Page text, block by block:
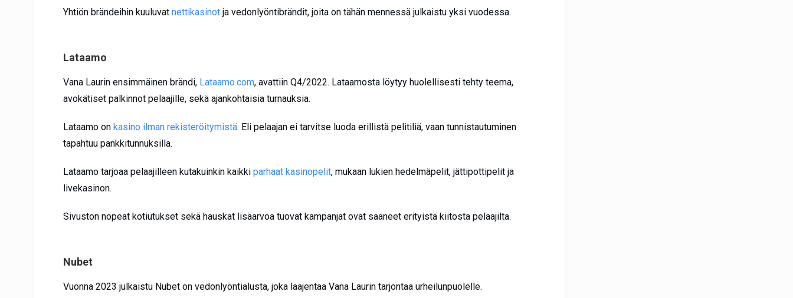
Yhtiön brändeihin kuuluvat nettikasinot ja vedonlyöntibrändit, joita on tähän mennessä julkaistu yksi vuodessa.
Lataamo
Vana Laurin ensimmäinen brändi, Lataamo.com, avattiin Q4/2022. Lataamosta löytyy huolellisesti tehty teema,
avokätiset palkinnot pelaajille, sekä ajankohtaisia turnauksia.
Lataamo on kasino ilman rekisteröitymistä. Eli pelaajan ei tarvitse luoda erillistä pelitiliä, vaan tunnistautuminen
tapahtuu pankkitunnuksilla.
Lataamo tarjoaa pelaajilleen kutakuinkin kaikki parhaat kasinopelit, mukaan lukien hedelmäpelit, jättipottipelit ja
livekasinon.
Sivuston nopeat kotiutukset sekä hauskat lisäarvoa tuovat kampanjat ovat saaneet erityistä kiitosta pelaajilta.
Nubet
Vuonna 2023 julkaistu Nubet on vedonlyöntialusta, joka laajentaa Vana Laurin tarjontaa urheilunpuolelle.